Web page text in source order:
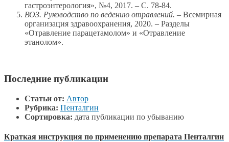
гастроэнтерология», №4, 2017. – С. 78-84.
ВОЗ. Руководство по ведению отравлений. – Всемирная
организация здравоохранения, 2020. – Разделы
«Отравление парацетамолом» и «Отравление
этанолом».
Последние публикации
Статьи от: Автор
Рубрика: Пенталгин
Сортировка: дата публикации по убыванию
Краткая инструкция по применению препарата Пенталгин